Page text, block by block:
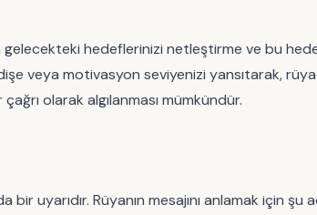
gelecekteki hedeflerinizi netleştirme ve bu
veya motivasyon seviyenizi yansıtarak,
olarak algılanması mümkündür.
uyarıdır. Rüyanın mesajını anlamak için şu